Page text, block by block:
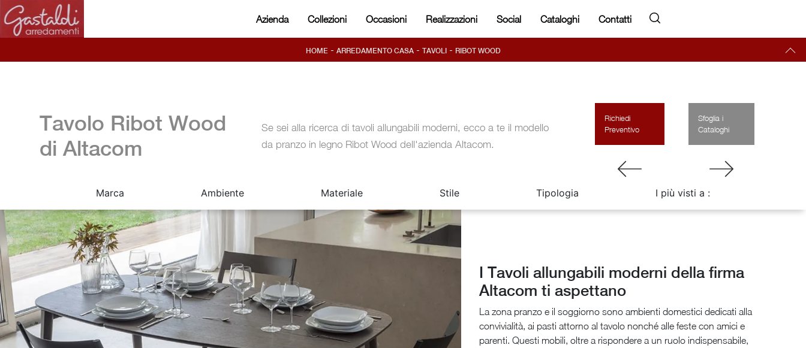
Azienda Collezioni Occasioni Realizzazioni Social Cataloghi Contatti
HOME - ARREDAMENTO CASA- TAVOLI - RIBOT WOOD
Tavolo Ribot Wood
di Altacom
Se sei alla ricerca di tavoli allungabili moderni, ecco a te il modello
da pranzo in legno Ribot Wood dell'azienda Altacom.
Richiedi
Preventivo
Sfoglia i
Cataloghi
Marca Ambiente Materiale Stile Tipologia I più visti a :
I Tavoli allungabili moderni della firma
Altacom ti aspettano
La zona pranzo e il soggiorno sono ambienti domestici dedicati alla
convivialità, ai pasti attorno al tavolo nonché alle feste con amici e
parenti. Questi mobili, oltre a rispondere a un ruolo indispensabile,